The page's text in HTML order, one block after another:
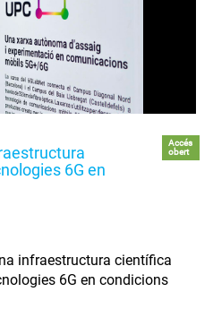
6G en
Accés
obert
infraestructura científica
6G en condicions